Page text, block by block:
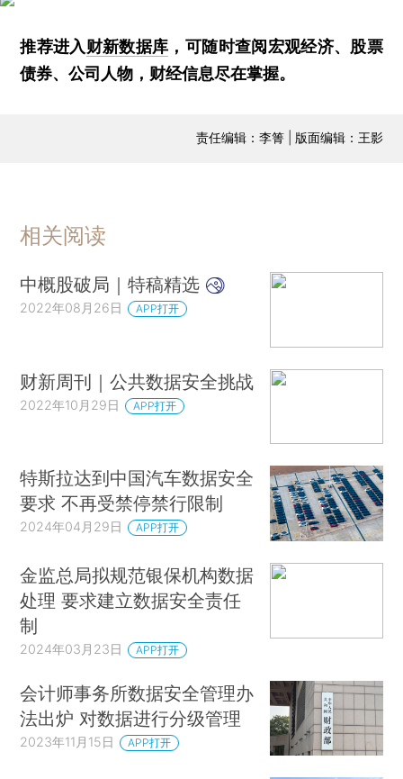
推荐进入财新数据库 ，可随时查阅宏观经济、股票
债券、公司人物，财经信息尽在掌握。
责任编辑：李箐 | 版面编辑：王影
相关阅读
中概股破局｜特稿精选
2022年08月26日 APP打开
财新周刊｜公共数据安全挑战
2022年10月29日 APP打开
特斯拉达到中国汽车数据安全
要求 不再受禁停禁行限制
2024年04月29日 APP打开
金监总局拟规范银保机构数据
处理 要求建立数据安全责任
制
2024年03月23日 APP打开
会计师事务所数据安全管理办
法出炉 对数据进行分级管理
2023年11月15日 APP打开